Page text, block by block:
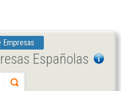
Empresas
Españolas